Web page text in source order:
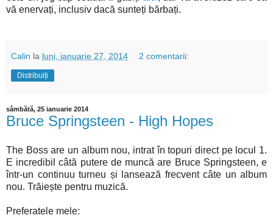
vă enervați, inclusiv dacă sunteți bărbați.
Calin la luni, ianuarie 27, 2014 2 comentarii:
Distribuiți
sâmbătă, 25 ianuarie 2014
Bruce Springsteen - High Hopes
The Boss are un album nou, intrat în topuri direct pe locul 1.
E incredibil câtă putere de muncă are Bruce Springsteen, e
într-un continuu turneu și lansează frecvent câte un album
nou. Trăiește pentru muzică.
Preferatele mele: